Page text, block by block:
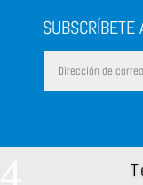
SUBSCRÍBETE